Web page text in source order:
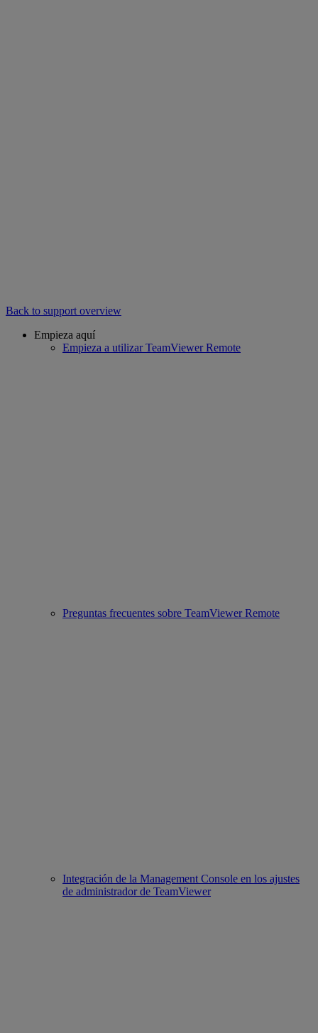
Back to support overview
Empieza aquí
Empieza a utilizar TeamViewer Remote
Preguntas frecuentes sobre TeamViewer Remote
Integración de la Management Console en los ajustes
de administrador de TeamViewer